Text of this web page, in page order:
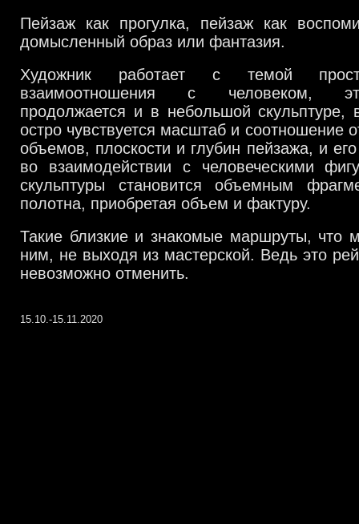
Пейзаж как прогулка, пейзаж как
домысленный образ или фантазия.
Художник работает с темой
взаимоотношения с человеком,
продолжается и в небольшой скульптуре,
остро чувствуется масштаб и соотношение
объемов, плоскости и глубин пейзажа, и
во взаимодействии с человеческими
скульптуры становится объемным
полотна, приобретая объем и фактуру.
Такие близкие и знакомые маршруты, что
ним, не выходя из мастерской. Ведь это
невозможно отменить.
15.10.-15.11.2020